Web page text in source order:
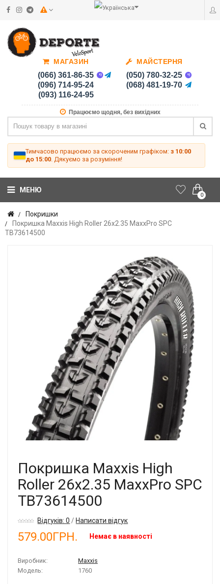
МАГАЗИН
(066) 361-86-35
(096) 714-95-24
(093) 116-24-95
МАЙСТЕРНЯ
(050) 780-32-25
(068) 481-19-70
Працюємо щодня, без вихідних
Тимчасово працюємо за скороченим графіком: з 10:00
до 15:00 . Дякуємо за розуміння!
0
МЕНЮ
Покришки
Покришка Maxxis High Roller 26x2.35 MaxxPro SPC
TB73614500
Покришка Maxxis High
Roller 26x2.35 MaxxPro SPC
TB73614500
Відгуків: 0 /Написати відгук
579.00ГРН. Немає в наявності
Виробник:
Maxxis
Модель:
1760